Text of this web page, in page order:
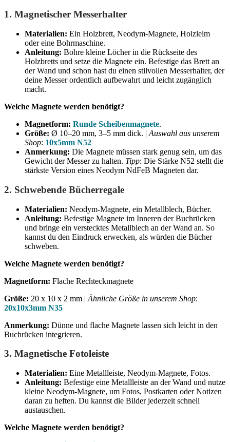
1. Magnetischer Messerhalter
Materialien: Ein Holzbrett, Neodym-Magnete, Holzleim
oder eine Bohrmaschine.
Anleitung: Bohre kleine Löcher in die Rückseite des
Holzbretts und setze die Magnete ein. Befestige das Brett an
der Wand und schon hast du einen stilvollen Messerhalter, der
deine Messer ordentlich aufbewahrt und leicht zugänglich
macht.
Welche Magnete werden benötigt?
Magnetform: Runde Scheibenmagnete.
Größe: Ø 10–20 mm, 3–5 mm dick. | Auswahl aus unserem
Shop: 10x5mm N52
Anmerkung: Die Magnete müssen stark genug sein, um das
Gewicht der Messer zu halten. Tipp: Die Stärke N52 stellt die
stärkste Version eines Neodym NdFeB Magneten dar.
2. Schwebende Bücherregale
Materialien: Neodym-Magnete, ein Metallblech, Bücher.
Anleitung: Befestige Magnete im Inneren der Buchrücken
und bringe ein verstecktes Metallblech an der Wand an. So
kannst du den Eindruck erwecken, als würden die Bücher
schweben.
Welche Magnete werden benötigt?
Magnetform: Flache Rechteckmagnete
Größe: 20 x 10 x 2 mm | Ähnliche Größe in unserem Shop:
20x10x3mm N35
Anmerkung: Dünne und flache Magnete lassen sich leicht in den
Buchrücken integrieren.
3. Magnetische Fotoleiste
Materialien: Eine Metallleiste, Neodym-Magnete, Fotos.
Anleitung: Befestige eine Metallleiste an der Wand und nutze
kleine Neodym-Magnete, um Fotos, Postkarten oder Notizen
daran zu heften. Du kannst die Bilder jederzeit schnell
austauschen.
Welche Magnete werden benötigt?